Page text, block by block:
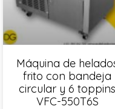
Máquina de
frito con bandeja
circular y 6 toppins
VFC-550T6S